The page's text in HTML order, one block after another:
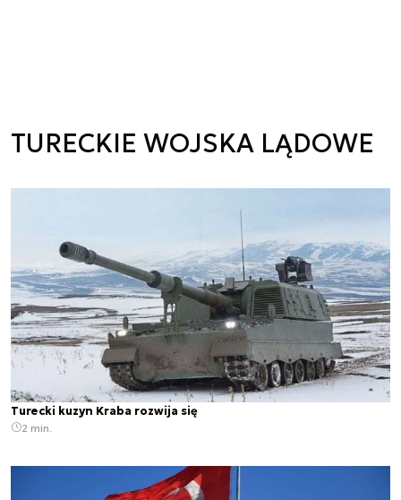
TURECKIE WOJSKA LĄDOWE
Turecki kuzyn Kraba rozwija się
2 min.